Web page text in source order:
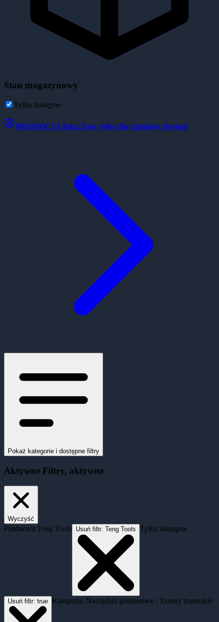
Stan magazynowy
Tylko dostępne
PROMOCJA King Tony tylko dla członków Bestool
Pokaż kategorie i dostępne filtry
Aktywne Filtry, aktywne
Wyczyść
Producent:Teng Tools Usuń filtr: Teng Tools Tylko dostępne
Usuń filtr: true Kategoria: Narzędzia pomiarowe / Sznury traserskie